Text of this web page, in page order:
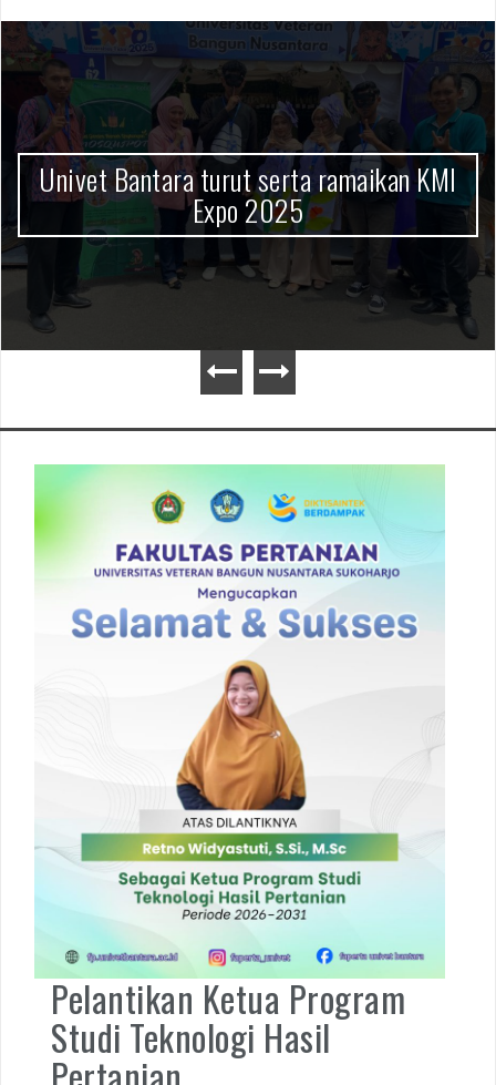
Penerimaan Mahasiswa Baru TA
2026/2027